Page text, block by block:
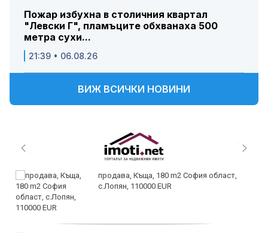
Пожар избухна в столичния квартал
"Левски Г", пламъците обхванаха 500
метра сухи...
21:39 • 06.08.26
ВИЖ ВСИЧКИ НОВИНИ
продава, Къща, 180 m2 София област,
с.Лопян, 110000 EUR